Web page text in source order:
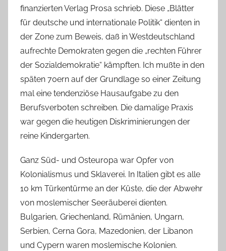
finanzierten Verlag Prosa schrieb. Diese „Blätter
für deutsche und internationale Politik“ dienten in
der Zone zum Beweis, daß in Westdeutschland
aufrechte Demokraten gegen die „rechten Führer
der Sozialdemokratie“ kämpften. Ich mußte in den
späten 70ern auf der Grundlage so einer Zeitung
mal eine tendenziöse Hausaufgabe zu den
Berufsverboten schreiben. Die damalige Praxis
war gegen die heutigen Diskriminierungen der
reine Kindergarten.
Ganz Süd- und Osteuropa war Opfer von
Kolonialismus und Sklaverei. In Italien gibt es alle
10 km Türkentürme an der Küste, die der Abwehr
von moslemischer Seeräuberei dienten.
Bulgarien, Griechenland, Rümänien, Ungarn,
Serbien, Cerna Gora, Mazedonien, der Libanon
und Cypern waren moslemische Kolonien.